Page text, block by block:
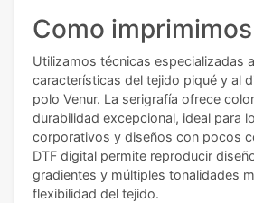
Como
Utilizamos técnicas especializadas
características del tejido piqué y al
polo Venur. La serigrafía ofrece
durabilidad excepcional, ideal para
corporativos y diseños con pocos
DTF digital permite reproducir
gradientes y múltiples tonalidades
flexibilidad del tejido.